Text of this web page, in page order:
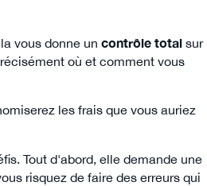
vous donne uncontrôle total sur
où et comment vous
les frais que vous auriez
Tout d'abord, elle demande une
risquez de faire des erreurs qui